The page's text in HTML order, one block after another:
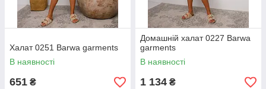
Халат 0251 Barwa garments
В наявності
651 ₴
Домашній халат 0227 Barwa
garments
В наявності
1 134 ₴